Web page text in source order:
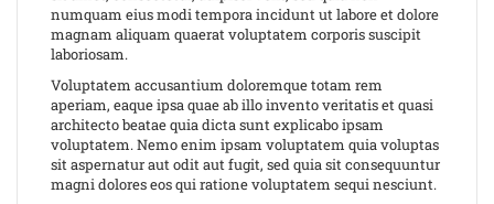
numquam eius modi tempora incidunt ut labore et dolore
magnam aliquam quaerat voluptatem corporis suscipit
laboriosam.
Voluptatem accusantium doloremque totam rem
aperiam, eaque ipsa quae ab illo invento veritatis et quasi
architecto beatae quia dicta sunt explicabo ipsam
voluptatem. Nemo enim ipsam voluptatem quia voluptas
sit aspernatur aut odit aut fugit, sed quia sit consequuntur
magni dolores eos qui ratione voluptatem sequi nesciunt.